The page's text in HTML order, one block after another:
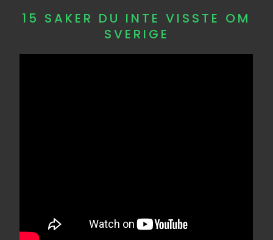
15 SAKER DU INTE VISSTE OM
SVERIGE